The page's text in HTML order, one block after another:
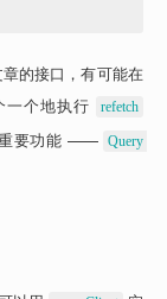
的接口，有可能在
一个地执行
refetch
要功能 —— Query